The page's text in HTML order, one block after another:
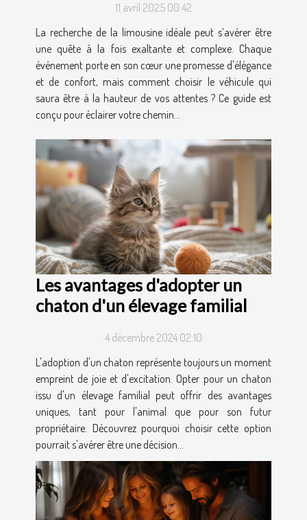
11 avril 2025 00:42
La recherche de la limousine idéale peut s’avérer être
une quête à la fois exaltante et complexe. Chaque
événement porte en son cœur une promesse d'élégance
et de confort, mais comment choisir le véhicule qui
saura être à la hauteur de vos attentes ? Ce guide est
conçu pour éclairer votre chemin...
Les avantages d'adopter un
chaton d'un élevage familial
4 décembre 2024 02:10
L'adoption d'un chaton représente toujours un moment
empreint de joie et d'excitation. Opter pour un chaton
issu d'un élevage familial peut offrir des avantages
uniques, tant pour l'animal que pour son futur
propriétaire. Découvrez pourquoi choisir cette option
pourrait s'avérer être une décision...